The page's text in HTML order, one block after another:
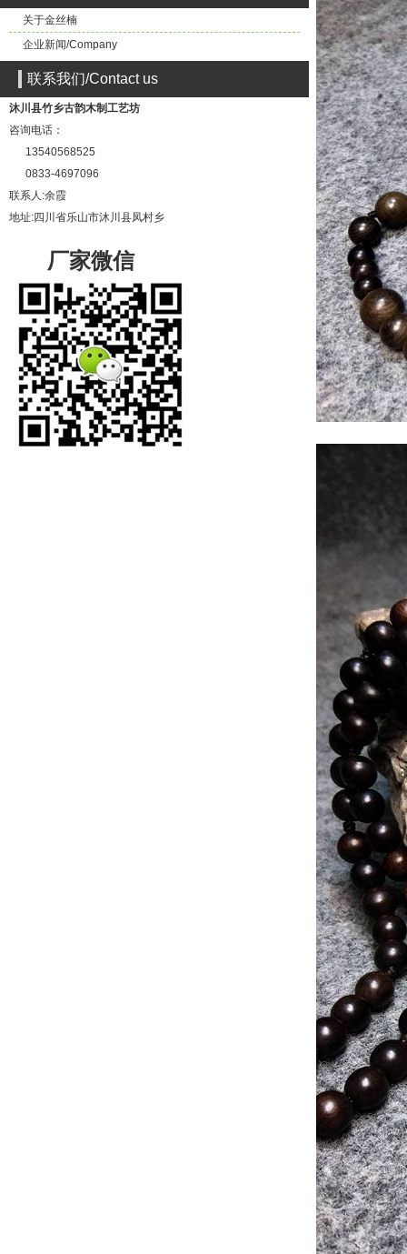
关于金丝楠
企业新闻/Company
联系我们/Contact us
沐川县竹乡古韵木制工艺坊
咨询电话：
13540568525
0833-4697096
联系人:余霞
地址:四川省乐山市沐川县凤村乡
厂家微信